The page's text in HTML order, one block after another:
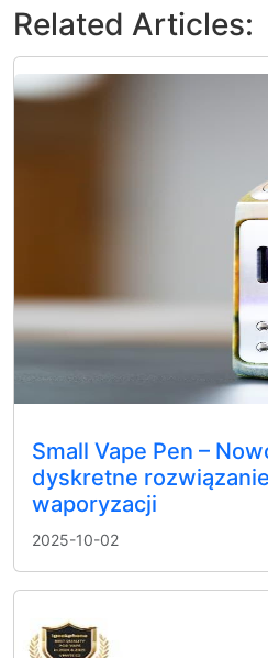
Related Articles:
Small Vape Pen –
dyskretne
waporyzacji
2025-10-02